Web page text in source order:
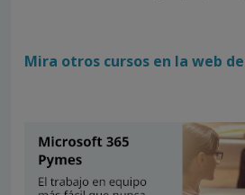
Mira otros cursos en la web